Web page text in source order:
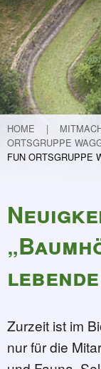
GAK-
Weitere
HOME
ORTSGRUPPE
FUN ORTSGRUPPE
Zurzeit ist im
nur für die